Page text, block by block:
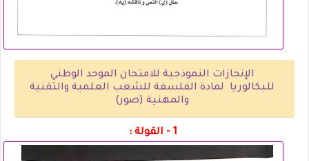
الإنجازات النموذجية للامتحان الموحد الوطني
للبكالوريا لمادة الفلسفة للشعب العلمية والتقنية
والمهنية (صور)